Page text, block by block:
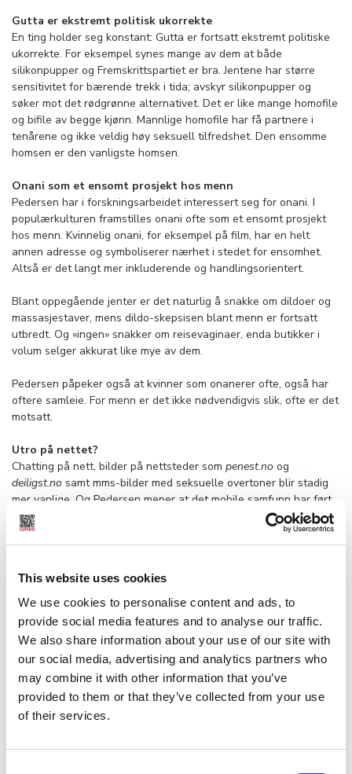
This website uses cookies
We use cookies to personalise content and ads, to
provide social media features and to analyse our traffic.
We also share information about your use of our site with
our social media, advertising and analytics partners who
may combine it with other information that you’ve
provided to them or that they’ve collected from your use
of their services.
Gutta er ekstremt politisk ukorrekte
En ting holder seg konstant: Gutta er fortsatt ekstremt politiske
ukorrekte. For eksempel synes mange av dem at både
silikonpupper og Fremskrittspartiet er bra. Jentene har større
sensitivitet for bærende trekk i tida; avskyr silikonpupper og
søker mot det rødgrønne alternativet. Det er like mange homofile
og bifile av begge kjønn. Mannlige homofile har få partnere i
tenårene og ikke veldig høy seksuell tilfredshet. Den ensomme
homsen er den vanligste homsen.
Onani som et ensomt prosjekt hos menn
Pedersen har i forskningsarbeidet interessert seg for onani. I
populærkulturen framstilles onani ofte som et ensomt prosjekt
hos menn. Kvinnelig onani, for eksempel på film, har en helt
annen adresse og symboliserer nærhet i stedet for ensomhet.
Altså er det langt mer inkluderende og handlingsorientert.
Blant oppegående jenter er det naturlig å snakke om dildoer og
massasjestaver, mens dildo-skepsisen blant menn er fortsatt
utbredt. Og «ingen» snakker om reisevaginaer, enda butikker i
volum selger akkurat like mye av dem.
Pedersen påpeker også at kvinner som onanerer ofte, også har
oftere samleie. For menn er det ikke nødvendigvis slik, ofte er det
motsatt.
Utro på nettet?
Chatting på nett, bilder på nettsteder som penest.no og
deiligst.no samt mms-bilder med seksuelle overtoner blir stadig
mer vanlige. Og Pedersen mener at det mobile samfunn har ført
til flere kvalitative endringer i ungdommens seksualkultur.
–Tidsskriftet for Den norske Lægeforeningslo fast at bruk av
påstand, sier Pedersen. Men at unge bruker mobiltelefonen
emosjonelt er utvilsomt:
– Alt henger sammen. For ungdommen handler det om nettverk,
fleksibilitet, intimitet og lek med grenser. Et av spørsmålene som
ble stilt var: Kan du være utro på nettet? Her var meningene
sterkt delte. Ikke overraskende var det færre av gutta som svarte
ja, sier Pedersen.
Sosiologiprofessoren er mest forbauset over at streit ungdom